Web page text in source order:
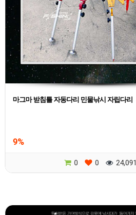
마그마 받침틀 자동다리 민물낚시 자립다리
9%
0 0 24,091